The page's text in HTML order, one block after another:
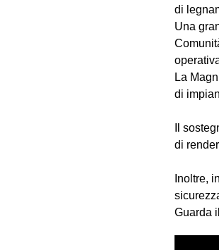
di
Una
La
di
Il
di
Inoltre,
Guarda